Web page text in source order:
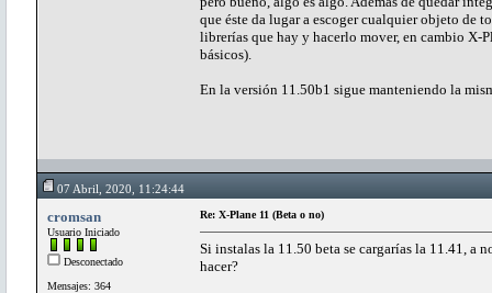
que éste da lugar a escoger cualquier objeto de
librerías que hay y hacerlo mover, en cambio X-
básicos).
En la versión 11.50b1 sigue manteniendo la
07 Abril, 2020, 11:24:44
cromsan
Usuario Iniciado
Desconectado
Mensajes: 364
Re: X-Plane 11 (Beta o no)
Si instalas la 11.50 beta se cargarías la 11.41, a
hacer?